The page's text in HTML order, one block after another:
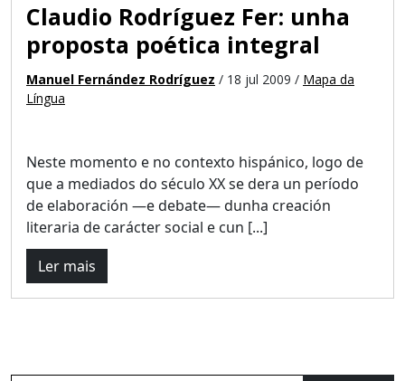
Claudio Rodríguez Fer: unha
proposta poética integral
Manuel Fernández Rodríguez / 18 jul 2009 / Mapa da
Língua
Neste momento e no contexto hispánico, logo de
que a mediados do século XX se dera un período
de elaboración —e debate— dunha creación
literaria de carácter social e cun [...]
Ler mais